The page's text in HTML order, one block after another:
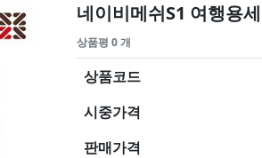
네이비메쉬S1 여행용
상품평 0 개
상품코드
시중가격
판매가격